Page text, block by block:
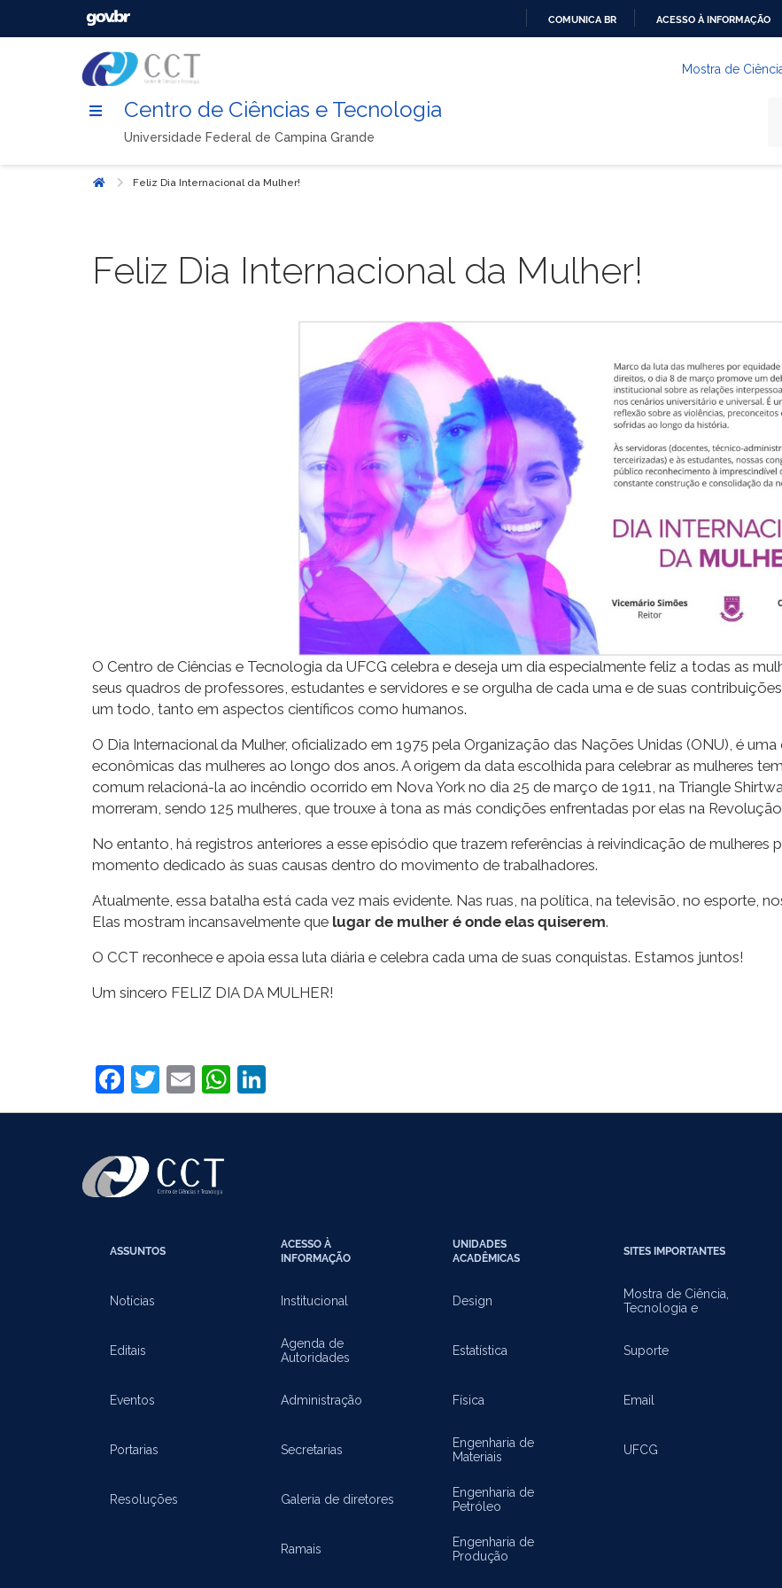
COMUNICA BR ACESSO À INFORMAÇÃO
Mostra de
Centro de Ciências e Tecnologia
Universidade Federal de Campina Grande
Início Feliz Dia Internacional da Mulher!
Feliz Dia Internacional da Mulher!
O Centro de Ciências e Tecnologia da UFCG celebra e deseja um dia especialmente feliz a todas as
seus quadros de professores, estudantes e servidores e se orgulha de cada uma e de suas
um todo, tanto em aspectos científicos como humanos.
O Dia Internacional da Mulher, oficializado em 1975 pela Organização das Nações Unidas (ONU), é
econômicas das mulheres ao longo dos anos. A origem da data escolhida para celebrar as mulheres
comum relacioná-la ao incêndio ocorrido em Nova York no dia 25 de março de 1911, na Triangle
morreram, sendo 125 mulheres, que trouxe à tona as más condições enfrentadas por elas na
No entanto, há registros anteriores a esse episódio que trazem referências à reivindicação de mulheres
momento dedicado às suas causas dentro do movimento de trabalhadores.
Atualmente, essa batalha está cada vez mais evidente. Nas ruas, na política, na televisão, no esporte,
Elas mostram incansavelmente que lugar de mulher é onde elas quiserem.
O CCT reconhece e apoia essa luta diária e celebra cada uma de suas conquistas. Estamos juntos!
Um sincero FELIZ DIA DA MULHER!
Facebook
Twitter
EmailWhatsApp
ASSUNTOS
Notícias
Editais
Eventos
Portarias
Resoluções
ACESSO À
INFORMAÇÃO
Institucional
Agenda de
Autoridades
Administração
Secretarias
Galeria de diretores
Ramais
UNIDADES
ACADÊMICAS
Design
Estatística
Física
Engenharia de
Materiais
Engenharia de
Petróleo
Engenharia de
Produção
SITES IMPORTANTES
Mostra de Ciência,
Tecnologia e
Suporte
Email
UFCG